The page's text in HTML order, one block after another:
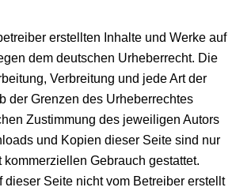
erstellten Inhalte und Werke auf
dem deutschen Urheberrecht. Die
Verbreitung und jede Art der
der Grenzen des Urheberrechtes
Zustimmung des jeweiligen Autors
und Kopien dieser Seite sind nur
Gebrauch gestattet.
dieser Seite nicht vom Betreiber erstellt